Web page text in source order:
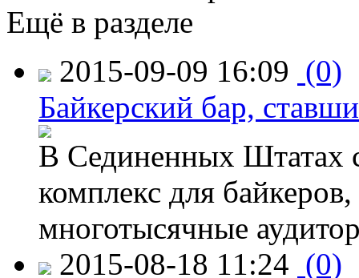
Ещё в разделе
2015-09-09 16:09 (0)
Байкерский бар,
В Сединенных Штатах
комплекс для
многотысячные
2015-08-18 11:24 (0)